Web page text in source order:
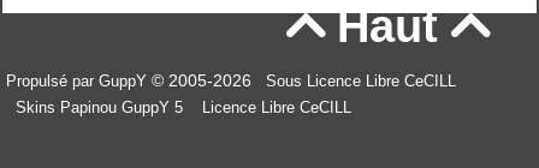
Haut
Propulsé par GuppY © 2005-2026
Sous Licence Libre CeCILL
Skins Papinou GuppY 5
Licence Libre CeCILL